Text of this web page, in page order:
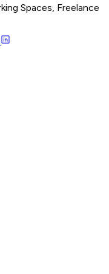
Spaces, Freelance